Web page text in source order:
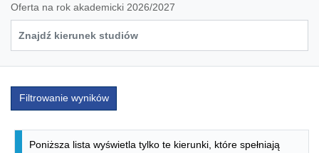
Oferta na rok akademicki 2026/2027
Filtrowanie wyników
Lista kierunków - indeks alfabetyczny
Poniższa lista wyświetla tylko te kierunki, które spełniają